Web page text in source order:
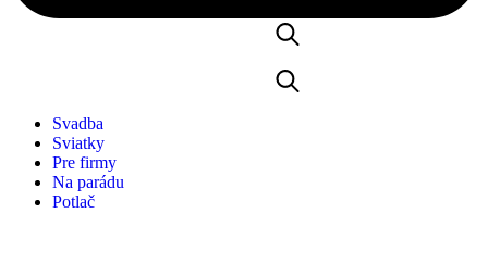
Svadba
Sviatky
Pre firmy
Na parádu
Potlač